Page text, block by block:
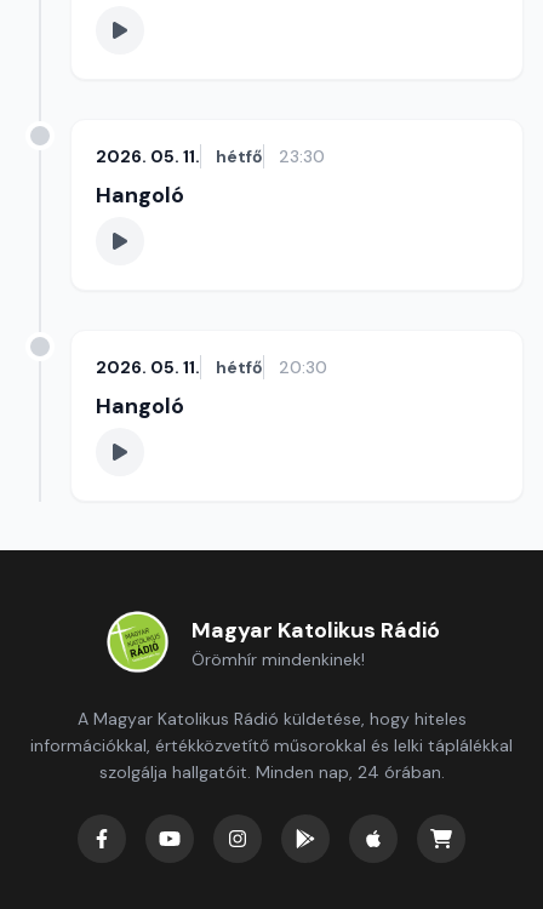
2026. 05. 11. hétfő 23:30
Hangoló
2026. 05. 11. hétfő 20:30
Hangoló
Magyar Katolikus Rádió
Örömhír mindenkinek!
A Magyar Katolikus Rádió küldetése, hogy hiteles
információkkal, értékközvetítő műsorokkal és lelki táplálékkal
szolgálja hallgatóit. Minden nap, 24 órában.